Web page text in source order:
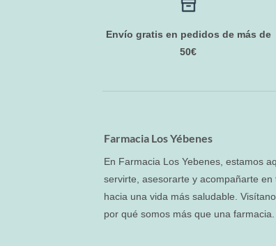
Envío gratis en pedidos de más de
50€
Farmacia Los Yébenes
En Farmacia Los Yebenes, estamos
servirte, asesorarte y acompañarte en
hacia una vida más saludable.
por qué somos más que una farmacia.